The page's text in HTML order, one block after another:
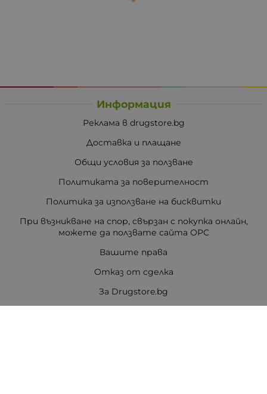
Информация
Реклама в drugstore.bg
Доставка и плащане
Общи условия за ползване
Политиката за поверителност
Политика за използване на бисквитки
При възникване на спор, свързан с покупка онлайн,
можете да ползвате сайта ОРС
Вашите права
Отказ от сделка
За Drugstore.bg